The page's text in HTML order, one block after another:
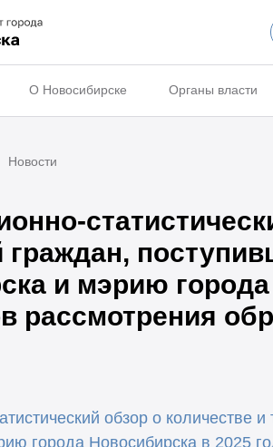
О Новосибирске Органы власти
Новости
и мэрию
рассмотрения
обзор о количестве
города Новосибирска в 2025